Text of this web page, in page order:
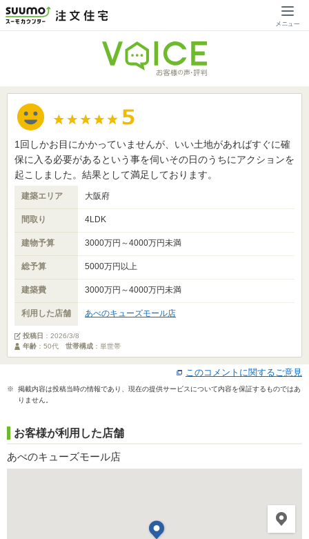
1回しかお目にかかっていませんが、いい土地があればすぐに確
保に入る必要があるという事を伺いその日のうちにアクションを
起こしました。結果として満足しております。
建築エリア 大阪府
間取り 4LDK
建物予算 3000万円～4000万円未満
総予算 5000万円以上
建築費 3000万円～4000万円未満
利用した店舗 あべのキューズモール店
投稿日 ： 2026/3/8
年齢 ：50代 世帯構成 ：単世帯
このコメントに関するご意見
※ 掲載内容は投稿当時の情報であり、現在の提供サービスについて内容を保証するものではあ
りません。
お客様が利用した店舗
あべのキューズモール店